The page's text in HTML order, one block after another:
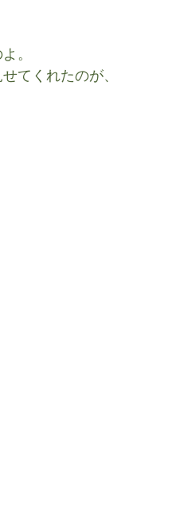
。
てくれたのが、